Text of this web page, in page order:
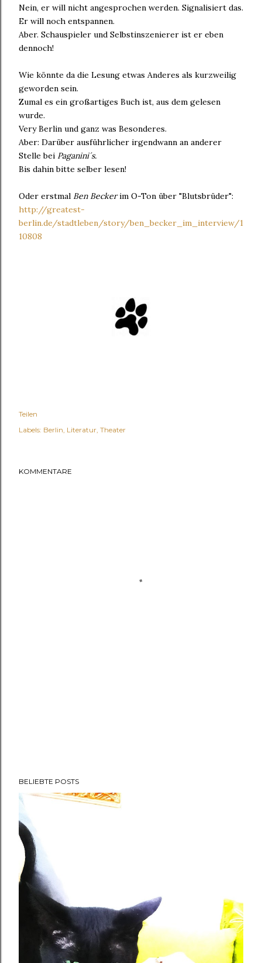
Nein, er will nicht angesprochen werden. Signalisiert das.
Er will noch entspannen.
Aber. Schauspieler und Selbstinszenierer ist er eben
dennoch!
Wie könnte da die Lesung etwas Anderes als kurzweilig
geworden sein.
Zumal es ein großartiges Buch ist, aus dem gelesen
wurde.
Very Berlin und ganz was Besonderes.
Aber: Darüber ausführlicher irgendwann an anderer
Stelle bei Paganini´s.
Bis dahin bitte selber lesen!
Oder erstmal Ben Beckerim O-Ton über "Blutsbrüder":
http://greatest-
berlin.de/stadtleben/story/ben_becker_im_interview/1
10808
Teilen
Labels: Berlin Literatur Theater
KOMMENTARE
BELIEBTE POSTS